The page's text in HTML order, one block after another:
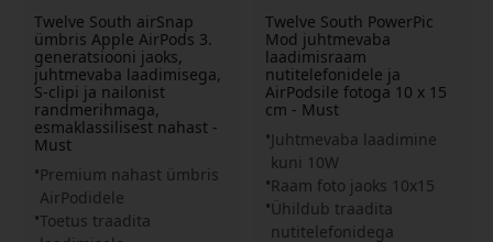
Twelve South airSnap
ümbris Apple AirPods 3.
generatsiooni jaoks,
juhtmevaba laadimisega,
S-clipi ja nailonist
randmerihmaga,
esmaklassilisest nahast -
Must
Premium nahast ümbris
AirPodidele
Toetus traadita
Twelve South PowerPic
Mod juhtmevaba
laadimisraam
nutitelefonidele ja
AirPodsile fotoga 10 x 15
cm - Must
Juhtmevaba laadimine
kuni 10W
Raam foto jaoks 10x15
Ühildub traadita
nutitelefonidega